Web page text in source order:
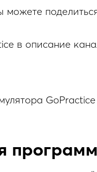
можете
в описание